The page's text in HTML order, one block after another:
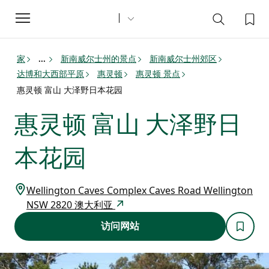
Toggle
navigation
家 ... 新南威尔士州的景点
新南威尔士州郊区
达博和大西部平原
惠灵顿
惠灵顿 景点
惠灵顿 富山 大泽野日本花园
惠灵顿 富山 大泽野日
本花园
Wellington Caves Complex Caves Road Wellington
NSW 2820 澳大利亚
访问网站